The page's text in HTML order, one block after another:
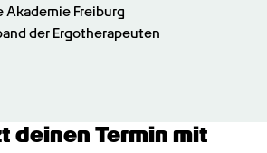
Akademie Freiburg
der Ergotherapeuten
deinen Termin mit